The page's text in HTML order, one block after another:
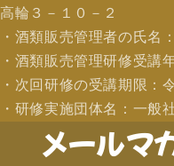
高輪３－１０－２
・酒類販売管理者の氏名
・酒類販売管理研修受講
・次回研修の受講期限：
・研修実施団体名：一
メールマ